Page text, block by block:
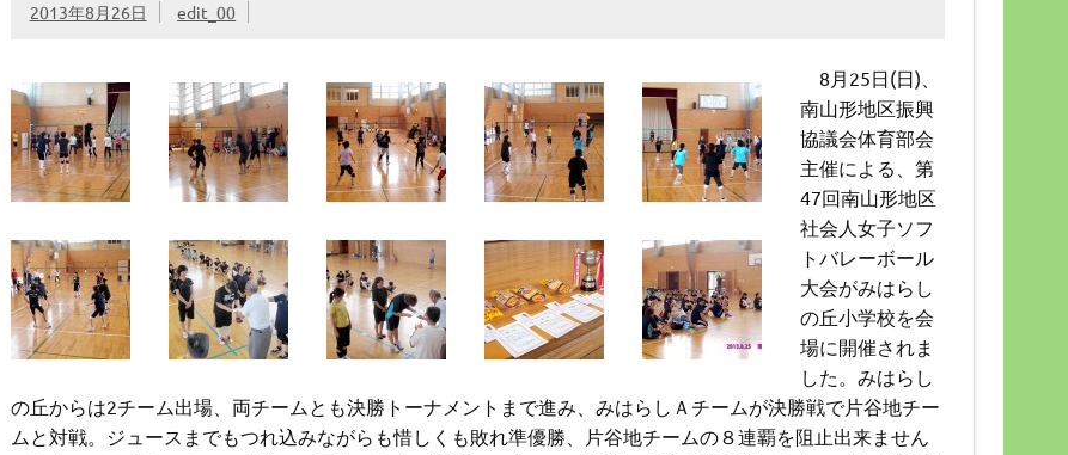
2013年8月26日 edit_00
8月25日(日)、
南山形地区振興
協議会体育部会
主催による、第
47回南山形地区
社会人女子ソフ
トバレーボール
大会がみはらし
の丘小学校を会
場に開催されま
した。みはらし
の丘からは2チーム出場、両チームとも決勝トーナメントまで進み、みはらしＡチームが決勝戦で片谷地チー
ムと対戦。ジュースまでもつれ込みながらも惜しくも敗れ準優勝、片谷地チームの８連覇を阻止出来ません